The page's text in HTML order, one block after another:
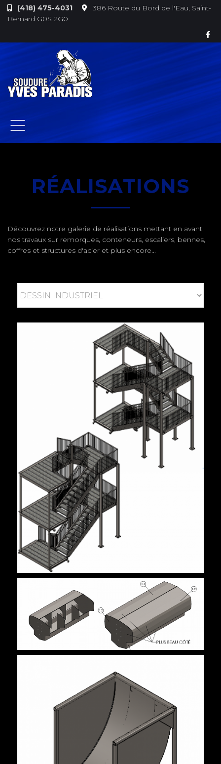
(418) 475-4031
386 Route du Bord de l'Eau, Saint-
Bernard G0S 2G0
RÉALISATIONS
Découvrez notre galerie de réalisations mettant en avant
nos travaux sur remorques, conteneurs, escaliers, bennes,
coffres et structures d'acier et plus encore...